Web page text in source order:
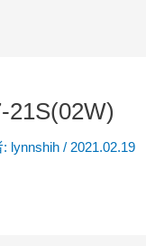
21S(02W)
: lynnshih / 2021.02.19